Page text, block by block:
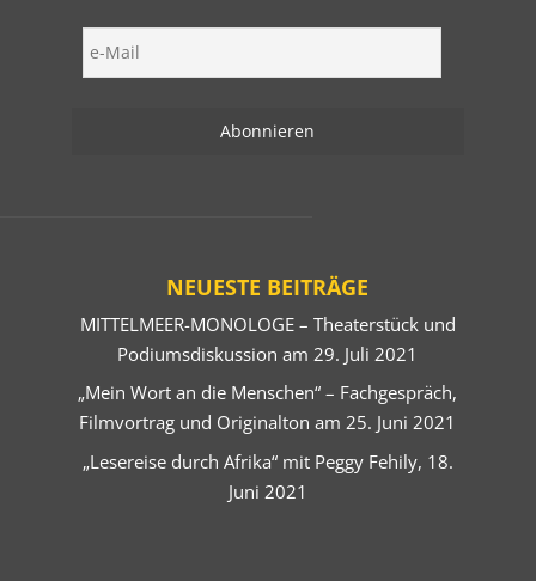
NEUESTE BEITRÄGE
MITTELMEER-MONOLOGE – Theaterstück und
Podiumsdiskussion am 29. Juli 2021
„Mein Wort an die Menschen“ – Fachgespräch,
Filmvortrag und Originalton am 25. Juni 2021
„Lesereise durch Afrika“ mit Peggy Fehily, 18.
Juni 2021